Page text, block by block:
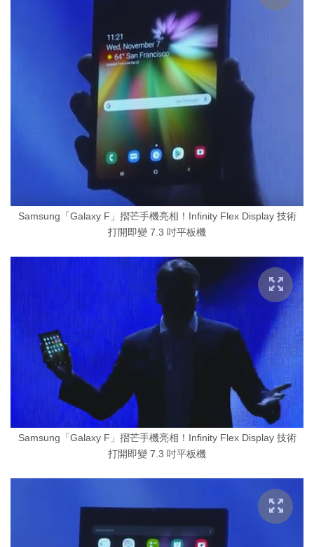
Samsung「Galaxy F」摺芒手機亮相！Infinity Flex Display 技術
打開即變 7.3 吋平板機
Samsung「Galaxy F」摺芒手機亮相！Infinity Flex Display 技術
打開即變 7.3 吋平板機